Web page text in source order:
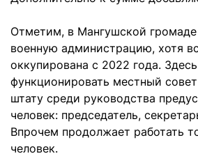
Отметим, в Мангушской громаде
военную администрацию, хотя
оккупирована с 2022 года.
функционировать местный
штату среди руководства
человек: председатель,
Впрочем продолжает работать
человек.